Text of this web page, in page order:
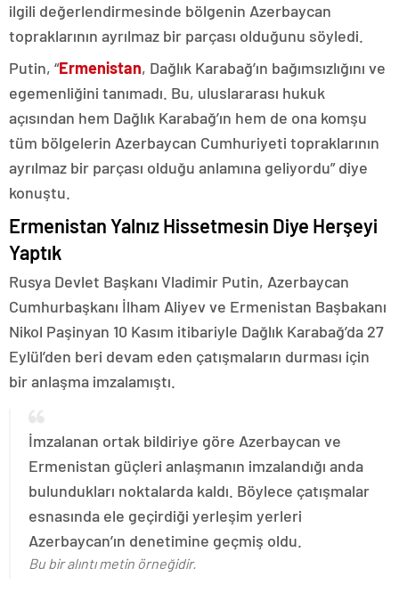
ilgili değerlendirmesinde bölgenin Azerbaycan
topraklarının ayrılmaz bir parçası olduğunu söyledi.
Putin, “Ermenistan, Dağlık Karabağ’ın bağımsızlığını ve
egemenliğini tanımadı. Bu, uluslararası hukuk
açısından hem Dağlık Karabağ’ın hem de ona komşu
tüm bölgelerin Azerbaycan Cumhuriyeti topraklarının
ayrılmaz bir parçası olduğu anlamına geliyordu” diye
konuştu.
Ermenistan Yalnız Hissetmesin Diye Herşeyi
Yaptık
Rusya Devlet Başkanı Vladimir Putin, Azerbaycan
Cumhurbaşkanı İlham Aliyev ve Ermenistan Başbakanı
Nikol Paşinyan 10 Kasım itibariyle Dağlık Karabağ’da 27
Eylül’den beri devam eden çatışmaların durması için
bir anlaşma imzalamıştı.
İmzalanan ortak bildiriye göre Azerbaycan ve
Ermenistan güçleri anlaşmanın imzalandığı anda
bulundukları noktalarda kaldı. Böylece çatışmalar
esnasında ele geçirdiği yerleşim yerleri
Azerbaycan’ın denetimine geçmiş oldu.
Bu bir alıntı metin örneğidir.